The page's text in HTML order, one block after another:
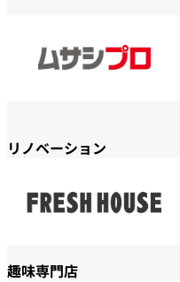
リノベーション
趣味専門店